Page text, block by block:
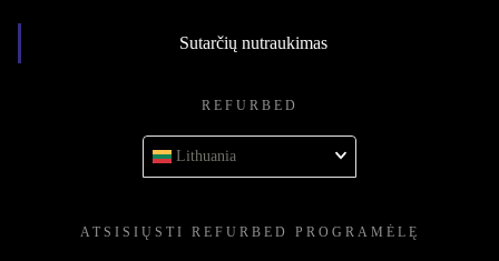
Sutarčių nutraukimas
REFURBED
Lithuania
ATSISIŲSTI REFURBED PROGRAMĖLĘ